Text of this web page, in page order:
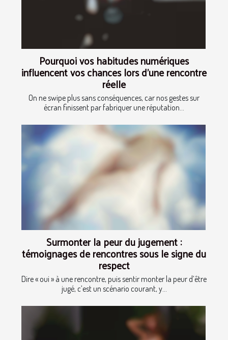
Pourquoi vos habitudes numériques
influencent vos chances lors d’une rencontre
réelle
On ne swipe plus sans conséquences, car nos gestes sur
écran finissent par fabriquer une réputation...
Surmonter la peur du jugement :
témoignages de rencontres sous le signe du
respect
Dire « oui » à une rencontre, puis sentir monter la peur d’être
jugé, c’est un scénario courant, y...